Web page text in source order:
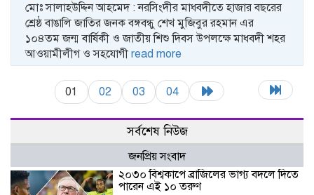
মোঃ সালাহউদ্দিন আহমেদ : নরসিংদীর মাধবদীতে হাজার বছরের
শ্রেষ্ঠ বাঙালি জাতির জনক বঙ্গবন্ধু শেখ মুজিবুর রহমান এর
১০৪তম জন্ম বার্ষিকী ও জাতীয় শিশু দিবস উপলক্ষে মাধবদী শহর
আওয়ামীলীগ ও সহযোগী read more
01 02 03 04
সর্বশেষ নিউজ
জনপ্রিয় সংবাদ
২০৩০ বিশ্বকাপে ব্রাজিলের ভাগ্য বদলে দিতে
পারেন এই ১০ তরুণ